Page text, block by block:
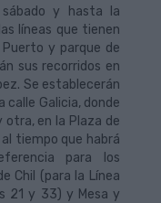
y hasta la
líneas que tienen
y parque de
sus recorridos en
Se establecerán
calle Galicia, donde
otra, en la Plaza de
al tiempo que habrá
para los
Chil (para la Línea
21 y 33) y Mesa y